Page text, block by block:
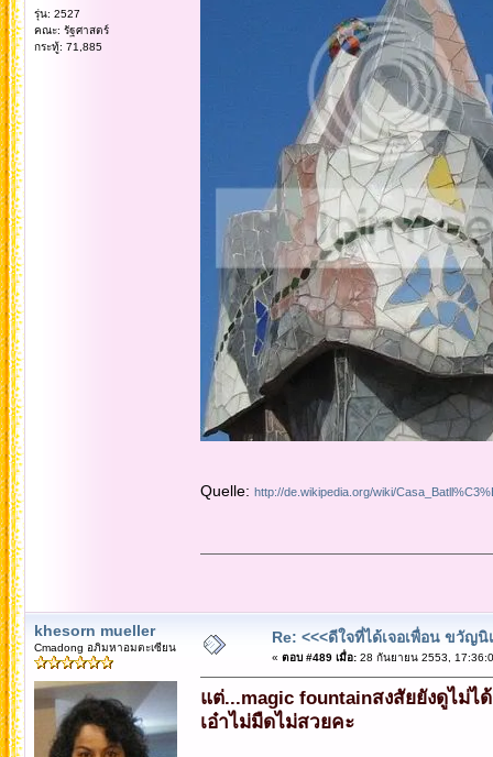
รุ่น: 2527
คณะ: รัฐศาสตร์
กระทู้: 71,885
Quelle: http://de.wikipedia.org/wiki/
khesorn mueller
Cmadong อภิมหาอมตะเซียน
Re: <<<ดีใจที่ได้เจอเพื่อน ขวัญนิ
« ตอบ #489 เมื่อ:28 กันยายน 2553,
แต่...magic fountainสงสัยยังดูไม่ไ
เอ๋าไม่มืดไม่สวยคะ